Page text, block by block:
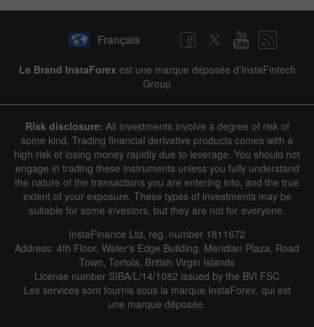
Français
Le Brand InstaForex est une marque déposée d'InstaFintech
Group
Risk disclosure: All investments involve a degree of risk of
some kind. Trading financial derivative products comes with a
high risk of losing money rapidly due to leverage. You should not
engage in trading these instruments unless you fully understand
the nature of the transactions you are entering into, and the true
extent of your exposure. These types of investments may be
suitable for some investors, but they are not for everyone.
InstaFinance Ltd, reg. number 1811672
Address: 4th Floor, Water's Edge Building, Meridian Plaza, Road
Town, Tortola, British Virgin Islands
License number SIBA/L/14/1082 issued by the BVI FSC
Les services sont fournis sous la marque InstaForex, qui est
une marque déposée.